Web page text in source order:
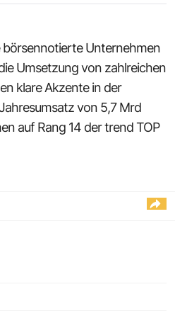
börsennotierte Unternehmen
Umsetzung von zahlreichen
klare Akzente in der
von 5,7 Mrd
auf Rang 14 der trend TOP